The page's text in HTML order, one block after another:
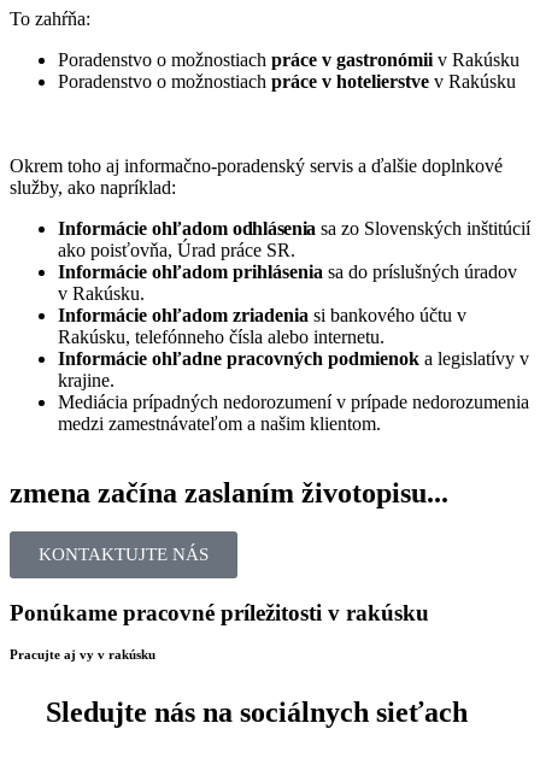
To zahŕňa:
Poradenstvo o možnostiach práce v gastronómii v Rakúsku
Poradenstvo o možnostiach práce v hotelierstve v Rakúsku
Okrem toho aj informačno-poradenský servis a ďalšie doplnkové
služby, ako napríklad:
Informácie ohľadom odhlásenia sa zo Slovenských inštitúcií
ako poisťovňa, Úrad práce SR.
Informácie ohľadom prihlásenia sa do príslušných úradov
v Rakúsku.
Informácie ohľadom zriadenia si bankového účtu v
Rakúsku, telefónneho čísla alebo internetu.
Informácie ohľadne pracovných podmienok a legislatívy v
krajine.
Mediácia prípadných nedorozumení v prípade nedorozumenia
medzi zamestnávateľom a našim klientom.
zmena začína zaslaním životopisu...
KONTAKTUJTE NÁS
Ponúkame pracovné príležitosti v rakúsku
Pracujte aj vy v rakúsku
Sledujte nás na sociálnych sieťach